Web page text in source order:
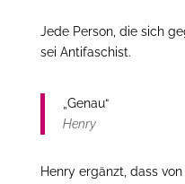
Jede Person, die sich
sei Antifaschist.
„Genau“
Henry
Henry ergänzt, dass